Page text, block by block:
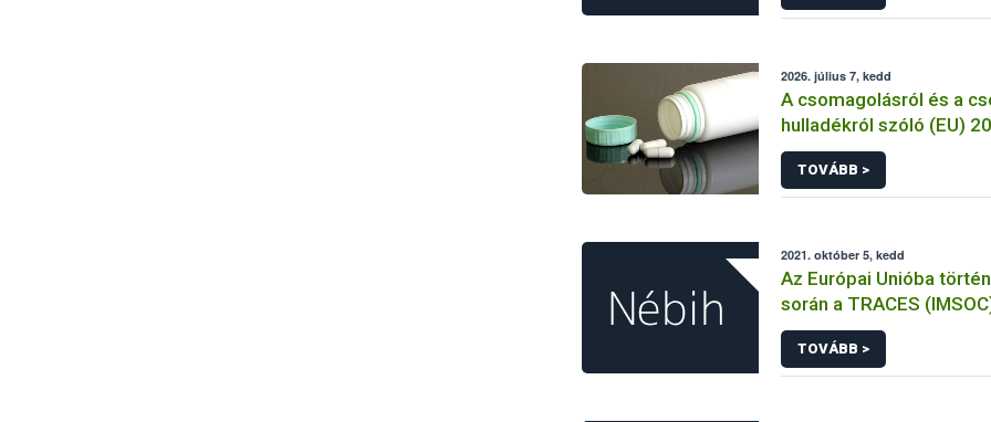
2026. július 7, kedd
A csomagolásról és a
hulladékról szóló (EU)
rendelet és a fogyasztók
élelmiszerekkel
tájékoztatásáról szóló
összehangolásáról szóló AÉM –
Nébih szakmai álláspont
TOVÁBB >
2021. október 5, kedd
Az Európai Unióba
során a TRACES
rendszerben kiállított
Egészségügyi
KEBO-D (angolul:
TOVÁBB >